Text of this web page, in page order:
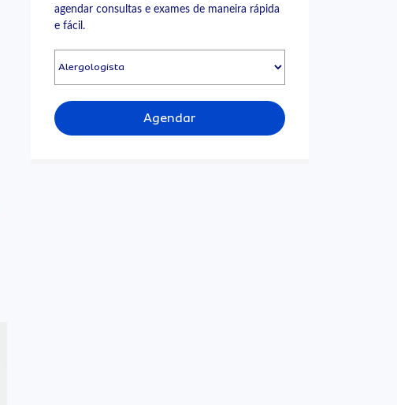
agendar consultas e exames de maneira rápida
e fácil.
Agendar